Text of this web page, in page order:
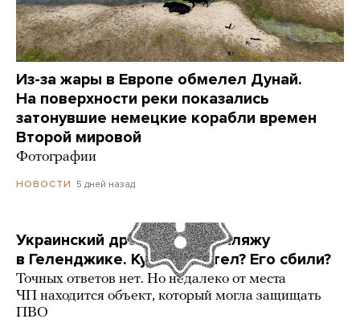
Из-за жары в Европе обмелел Дунай.
На поверхности реки показались
затонувшие немецкие корабли времен
Второй мировой
Фотографии
НОВОСТИ 5 дней назад
Украинский дрон попал по пляжу
в Геленджике. Куда он летел? Его сбили?
Точных ответов нет. Но недалеко от места
ЧП находится объект, который могла защищать
ПВО